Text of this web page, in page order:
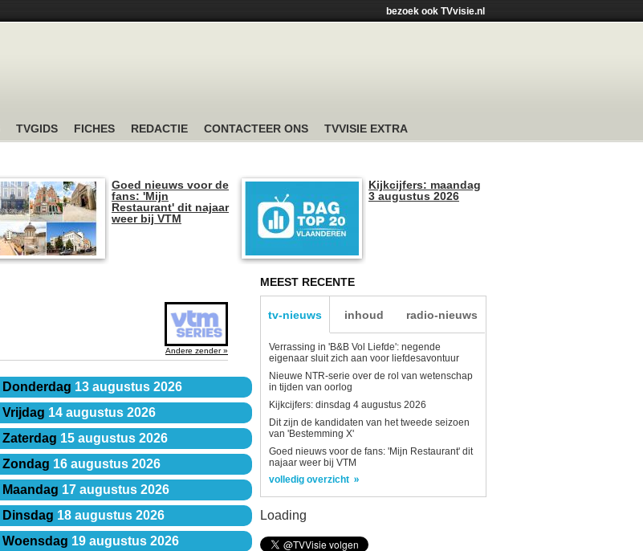
bezoek ook TVvisie.nl
TVGIDS FICHES REDACTIE CONTACTEER ONS TVVISIE EXTRA
Goed nieuws voor de
fans: 'Mijn
Restaurant' dit najaar
weer bij VTM
Kijkcijfers: maandag
3 augustus 2026
Andere zender »
Donderdag 13 augustus 2026
Vrijdag 14 augustus 2026
Zaterdag 15 augustus 2026
Zondag 16 augustus 2026
Maandag 17 augustus 2026
Dinsdag 18 augustus 2026
Woensdag 19 augustus 2026
MEEST RECENTE
tv-nieuws inhoud radio-nieuws
Verrassing in 'B&B Vol Liefde': negende
eigenaar sluit zich aan voor liefdesavontuur
Nieuwe NTR-serie over de rol van wetenschap
in tijden van oorlog
Kijkcijfers: dinsdag 4 augustus 2026
Dit zijn de kandidaten van het tweede seizoen
van 'Bestemming X'
Goed nieuws voor de fans: 'Mijn Restaurant' dit
najaar weer bij VTM
volledig overzicht
Loading